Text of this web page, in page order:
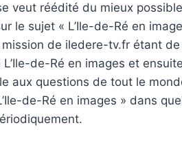
veut réédité du mieux
le sujet « L’Ile-de-Ré en
de iledere-tv.fr étant
de-Ré en images et
aux questions de tout le
de-Ré en images » dans